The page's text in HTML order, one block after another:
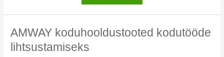
nahahooldustoodete
eelised
AMWAY koduhooldustooted kodutööde
lihtsustamiseks